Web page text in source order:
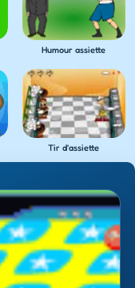
Humour assiette
Tir d'assiette